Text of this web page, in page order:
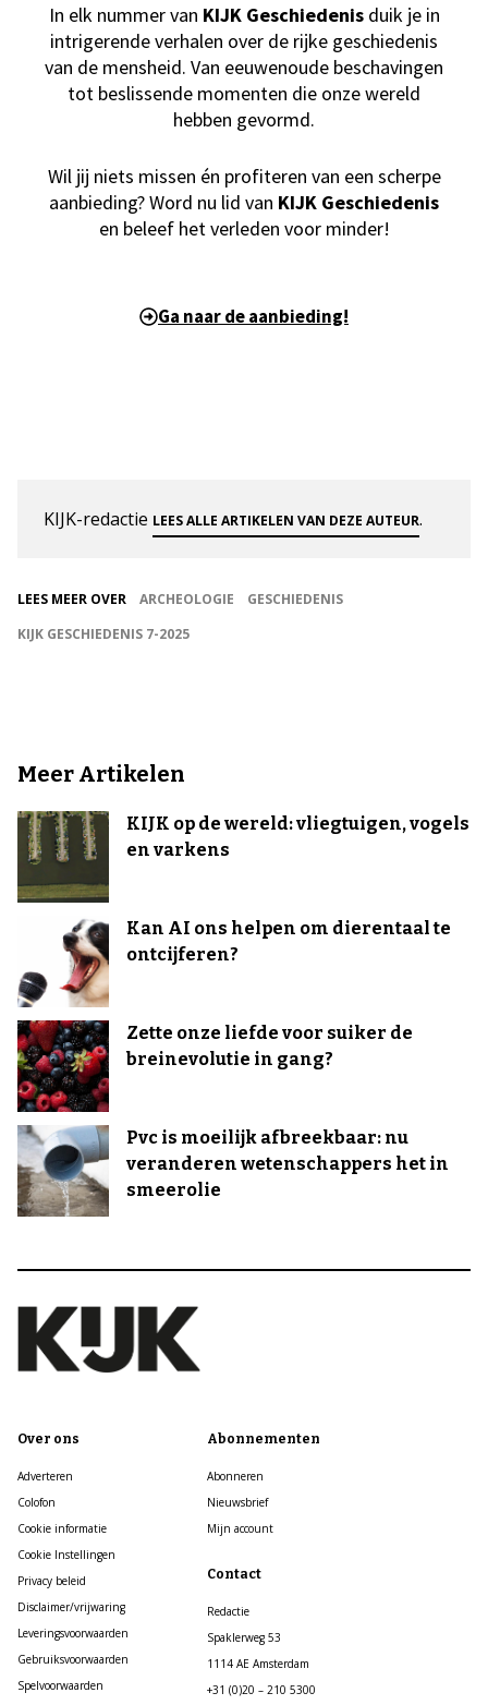
In elk nummer van KIJK Geschiedenisduik je in
intrigerende verhalen over de rijke geschiedenis
van de mensheid. Van eeuwenoude beschavingen
tot beslissende momenten die onze wereld
hebben gevormd.
Wil jij niets missen én profiteren van een scherpe
aanbieding? Word nu lid van KIJK Geschiedenis
en beleef het verleden voor minder!
Ga naar de aanbieding!
KIJK-redactie LEES ALLE ARTIKELEN VAN DEZE AUTEUR.
LEES MEER OVER ARCHEOLOGIE
GESCHIEDENIS
KIJK GESCHIEDENIS 7-2025
Meer Artikelen
KIJK op de wereld: vliegtuigen, vogels
en varkens
Kan AI ons helpen om dierentaal te
ontcijferen?
Zette onze liefde voor suiker de
breinevolutie in gang?
Pvc is moeilijk afbreekbaar: nu
veranderen wetenschappers het in
smeerolie
Over ons
Adverteren
Colofon
Cookie informatie
Cookie Instellingen
Privacy beleid
Disclaimer/vrijwaring
Leveringsvoorwaarden
Gebruiksvoorwaarden
Spelvoorwaarden
Abonnementen
Abonneren
Nieuwsbrief
Mijn account
Contact
Redactie
Spaklerweg 53
1114 AE Amsterdam
+31 (0)20 – 210 5300